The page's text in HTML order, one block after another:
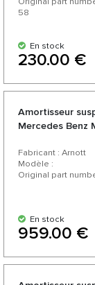
58
En stock
230.00 €
Amortisseur
Mercedes Benz
Fabricant : Arnott
Modèle :
Original part
En stock
959.00 €